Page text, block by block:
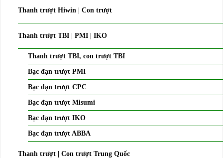
Thanh trượt Hiwin | Con trượt
Thanh trượt TBI | PMI | IKO
Thanh trượt TBI, con trượt TBI
Bạc đạn trượt PMI
Bạc đạn trượt CPC
Bạc đạn trượt Misumi
Bạc đạn trượt IKO
Bạc đạn trượt ABBA
Thanh trượt | Con trượt Trung Quốc